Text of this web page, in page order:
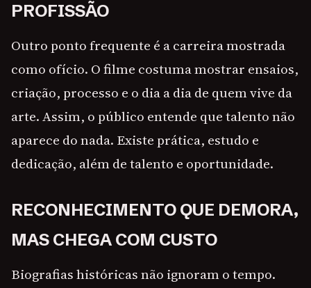
PROFISSÃO
Outro ponto frequente é a carreira mostrada
como ofício. O filme costuma mostrar ensaios,
criação, processo e o dia a dia de quem vive da
arte. Assim, o público entende que talento não
aparece do nada. Existe prática, estudo e
dedicação, além de talento e oportunidade.
RECONHECIMENTO QUE DEMORA,
MAS CHEGA COM CUSTO
Biografias históricas não ignoram o tempo.